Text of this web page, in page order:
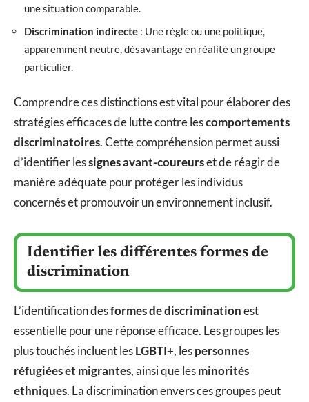
une situation comparable.
Discrimination indirecte : Une règle ou une politique,
apparemment neutre, désavantage en réalité un groupe
particulier.
Comprendre ces distinctions est vital pour élaborer des
stratégies efficaces de lutte contre lescomportements
discriminatoires. Cette compréhension permet aussi
d’identifier lessignes avant-coureurset de réagir de
manière adéquate pour protéger les individus
concernés et promouvoir un environnement inclusif.
Identifier les différentes formes de
discrimination
L’identification desformes de discriminationest
essentielle pour une réponse efficace. Les groupes les
plus touchés incluent lesLGBTI+, lespersonnes
réfugiées et migrantes, ainsi que lesminorités
ethniques. La discrimination envers ces groupes peut